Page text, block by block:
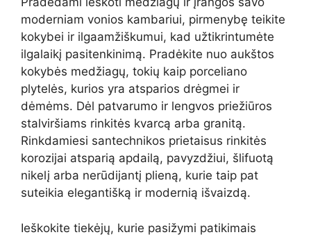
moderniam vonios kambariui, pirmenybę teikite
kokybei ir ilgaamžiškumui, kad užtikrintumėte
ilgalaikį pasitenkinimą. Pradėkite nuo aukštos
kokybės medžiagų, tokių kaip porceliano
plytelės, kurios yra atsparios drėgmei ir
dėmėms. Dėl patvarumo ir lengvos priežiūros
stalviršiams rinkitės kvarcą arba granitą.
Rinkdamiesi santechnikos prietaisus rinkitės
korozijai atsparią apdailą, pavyzdžiui, šlifuotą
nikelį arba nerūdijantį plieną, kurie taip pat
suteikia elegantišką ir modernią išvaizdą.
Ieškokite tiekėjų, kurie pasižymi patikimais